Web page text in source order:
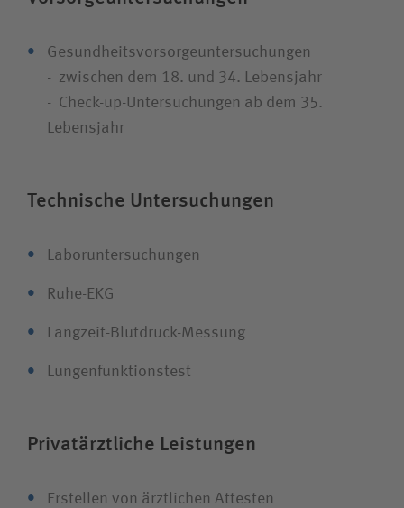
Gesundheitsvorsorgeuntersuchungen
- zwischen dem 18. und 34. Lebensjahr
- Check-up-Untersuchungen ab dem 35.
Lebensjahr
Technische Untersuchungen
Laboruntersuchungen
Ruhe-EKG
Langzeit-Blutdruck-Messung
Lungenfunktionstest
Privatärztliche Leistungen
Erstellen von ärztlichen Attesten